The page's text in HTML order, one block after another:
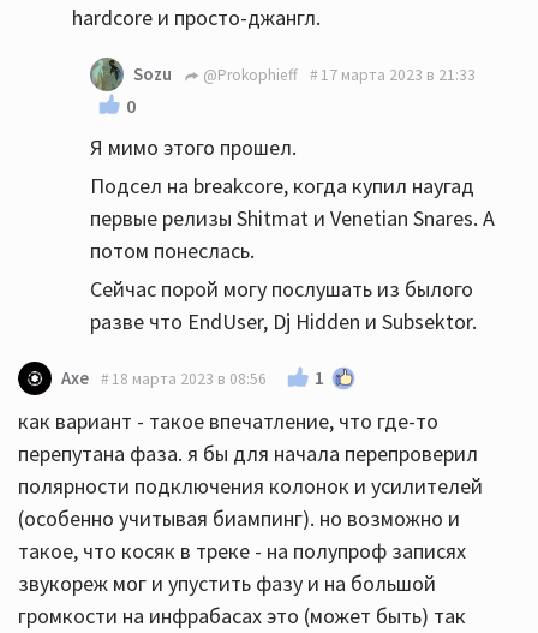
hardcore и просто-джангл.
Sozu @Prokophieff 17 марта 2023 в 21:33
0
Я мимо этого прошел.
Подсел на breakcore, когда купил наугад
первые релизы Shitmat и Venetian Snares. А
потом понеслась.
Сейчас порой могу послушать из былого
разве что EndUser, Dj Hidden и Subsektor.
Axe 18 марта 2023 в 08:56 1
как вариант - такое впечатление, что где-то
перепутана фаза. я бы для начала перепроверил
полярности подключения колонок и усилителей
(особенно учитывая биампинг). но возможно и
такое, что косяк в треке - на полупроф записях
звукореж мог и упустить фазу и на большой
громкости на инфрабасах это (может быть) так